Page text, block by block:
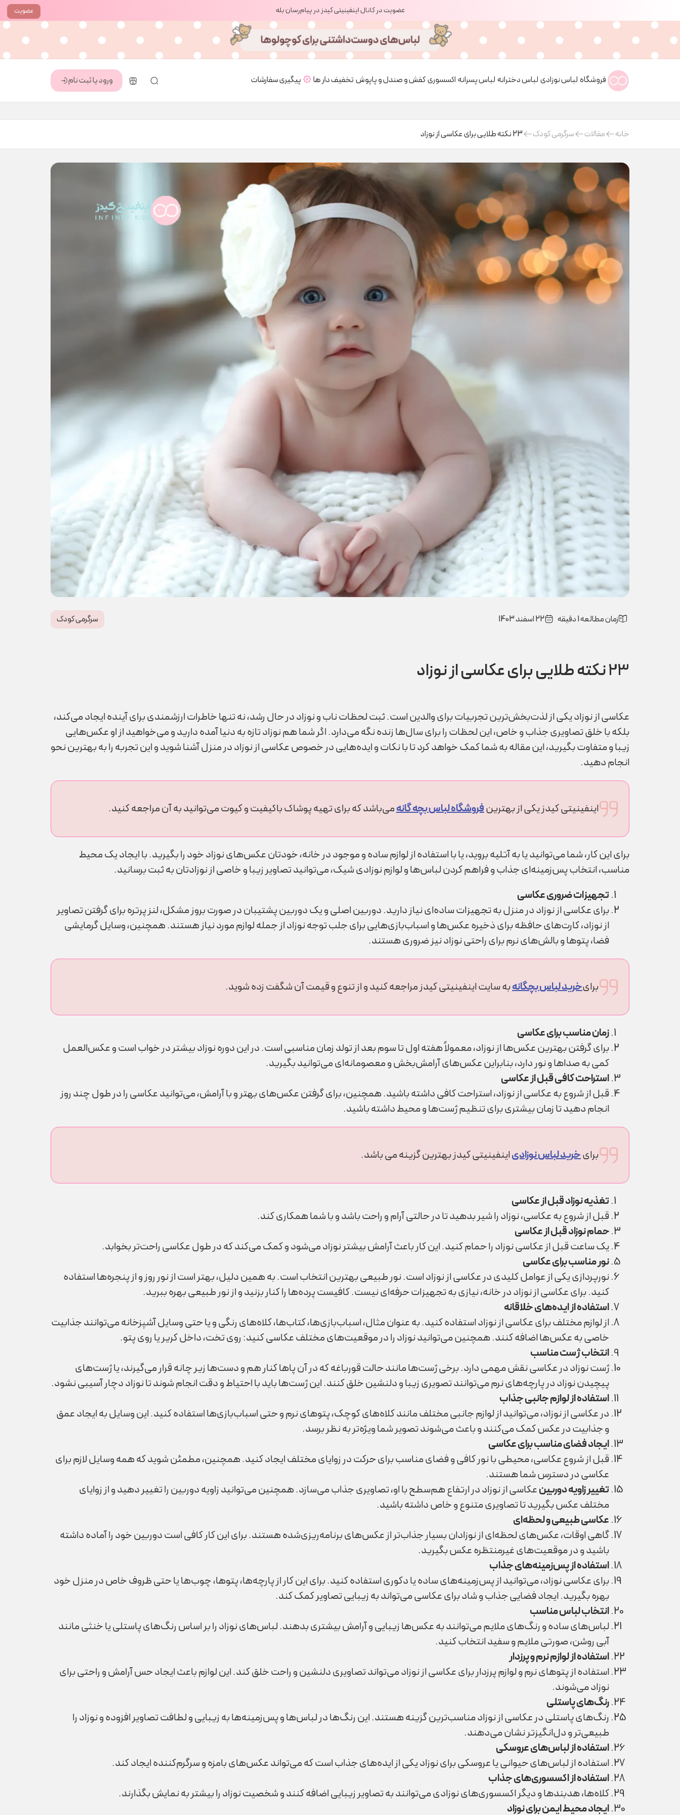
عضویت عضویت در کانال اینفینیتی کیدز در پیام‌رسان بله
فروشگاه لباس نوزادی لباس دخترانه لباس پسرانه اکسسوریکفش و صندل و پاپوش تخفیف دار ها پیگیری سفارشات ورود یا ثبت نام
خانه مقالات سرگرمی کودک 23 نکته طلایی برای عکاسی از نوزاد
زمان مطالعه 1 دقیقه 22 اسفند 1403 سرگرمی کودک
23 نکته طلایی برای عکاسی از نوزاد
عکاسی از نوزاد یکی از لذت‌بخش‌ترین تجربیات برای والدین است. ثبت لحظات ناب و نوزاد در حال رشد، نه تنها خاطرات ارزشمندی برای آینده ایجاد می‌کند،
بلکه با خلق تصاویری جذاب و خاص، این لحظات را برای سال‌ها زنده نگه می‌دارد. اگر شما هم نوزاد تازه به دنیا آمده دارید و می‌خواهید از او عکس‌هایی
زیبا و متفاوت بگیرید، این مقاله به شما کمک خواهد کرد تا با نکات و ایده‌هایی در خصوص عکاسی از نوزاد در منزل آشنا شوید و این تجربه را به بهترین نحو
انجام دهید.
اینفینیتی کیدز یکی از بهترینفروشگاه لباس بچه گانهمی‌باشد که برای تهیه پوشاک باکیفیت و کیوت می‌توانید به آن مراجعه کنید.
برای این کار، شما می‌توانید یا به آتلیه بروید، یا با استفاده از لوازم ساده و موجود در خانه، خودتان عکس‌های نوزاد خود را بگیرید. با ایجاد یک محیط
مناسب، انتخاب پس‌زمینه‌ای جذاب و فراهم کردن لباس‌ها و لوازم نوزادی شیک، می‌توانید تصاویر زیبا و خاصی از نوزادتان به ثبت برسانید.
تجهیزات ضروری عکاسی
برای عکاسی از نوزاد در منزل به تجهیزات ساده‌ای نیاز دارید. دوربین اصلی و یک دوربین پشتیبان در صورت بروز مشکل، لنز پرتره برای گرفتن تصاویر
از نوزاد، کارت‌های حافظه برای ذخیره عکس‌ها و اسباب‌بازی‌هایی برای جلب توجه نوزاد از جمله لوازم مورد نیاز هستند. همچنین، وسایل گرمایشی
فضا، پتوها و بالش‌های نرم برای راحتی نوزاد نیز ضروری هستند.
برایخرید لباس بچگانهبه سایت اینفینیتی کیدز مراجعه کنید و از تنوع و قیمت آن شگفت زده شوید.
زمان مناسب برای عکاسی
برای گرفتن بهترین عکس‌ها از نوزاد، معمولاً هفته اول تا سوم بعد از تولد زمان مناسبی است. در این دوره نوزاد بیشتر در خواب است و عکس‌العمل
کمی به صداها و نور دارد، بنابراین عکس‌های آرامش‌بخش و معصومانه‌ای می‌توانید بگیرید.
استراحت کافی قبل از عکاسی
قبل از شروع به عکاسی از نوزاد، استراحت کافی داشته باشید. همچنین، برای گرفتن عکس‌های بهتر و با آرامش، می‌توانید عکاسی را در طول چند روز
انجام دهید تا زمان بیشتری برای تنظیم ژست‌ها و محیط داشته باشید.
برایخرید لباس نوزادیاینفینیتی کیدز بهترین گزینه می باشد.
تغذیه نوزاد قبل از عکاسی
قبل از شروع به عکاسی، نوزاد را شیر بدهید تا در حالتی آرام و راحت باشد و با شما همکاری کند.
حمام نوزاد قبل از عکاسی
یک ساعت قبل از عکاسی نوزاد را حمام کنید. این کار باعث آرامش بیشتر نوزاد می‌شود و کمک می‌کند که در طول عکاسی راحت‌تر بخوابد.
نور مناسب برای عکاسی
نورپردازی یکی از عوامل کلیدی در عکاسی از نوزاد است. نور طبیعی بهترین انتخاب است. به همین دلیل، بهتر است از نور روز و از پنجره‌ها استفاده
کنید. برای عکاسی از نوزاد در خانه، نیازی به تجهیزات حرفه‌ای نیست. کافیست پرده‌ها را کنار بزنید و از نور طبیعی بهره ببرید.
استفاده از ایده‌های خلاقانه
از لوازم مختلف برای عکاسی از نوزاد استفاده کنید. به عنوان مثال، اسباب‌بازی‌ها، کتاب‌ها، کلاه‌های رنگی و یا حتی وسایل آشپزخانه می‌توانند جذابیت
خاصی به عکس‌ها اضافه کنند. همچنین می‌توانید نوزاد را در موقعیت‌های مختلف عکاسی کنید: روی تخت، داخل کریر یا روی پتو.
انتخاب ژست مناسب
ژست نوزاد در عکاسی نقش مهمی دارد. برخی ژست‌ها مانند حالت قورباغه که در آن پاها کنار هم و دست‌ها زیر چانه قرار می‌گیرند، یا ژست‌های
پیچیدن نوزاد در پارچه‌های نرم می‌توانند تصویری زیبا و دلنشین خلق کنند. این ژست‌ها باید با احتیاط و دقت انجام شوند تا نوزاد دچار آسیبی نشود.
استفاده از لوازم جانبی جذاب
در عکاسی از نوزاد، می‌توانید از لوازم جانبی مختلف مانند کلاه‌های کوچک، پتوهای نرم و حتی اسباب‌بازی‌ها استفاده کنید. این وسایل به ایجاد عمق
و جذابیت در عکس کمک می‌کنند و باعث می‌شوند تصویر شما ویژه‌تر به نظر برسد.
ایجاد فضای مناسب برای عکاسی
قبل از شروع عکاسی، محیطی با نور کافی و فضای مناسب برای حرکت در زوایای مختلف ایجاد کنید. همچنین، مطمئن شوید که همه وسایل لازم برای
عکاسی در دسترس شما هستند.
تغییر زاویه دوربینعکاسی از نوزاد در ارتفاع هم‌سطح با او، تصاویری جذاب می‌سازد. همچنین می‌توانید زاویه دوربین را تغییر دهید و از زوایای
مختلف عکس بگیرید تا تصاویری متنوع و خاص داشته باشید.
عکاسی طبیعی و لحظه‌ای
گاهی اوقات، عکس‌های لحظه‌ای از نوزادان بسیار جذاب‌تر از عکس‌های برنامه‌ریزی‌شده هستند. برای این کار کافی است دوربین خود را آماده داشته
باشید و در موقعیت‌های غیرمنتظره عکس بگیرید.
استفاده از پس‌زمینه‌های جذاب
برای عکاسی نوزاد، می‌توانید از پس‌زمینه‌های ساده یا دکوری استفاده کنید. برای این کار از پارچه‌ها، پتوها، چوب‌ها یا حتی ظروف خاص در منزل خود
بهره بگیرید. ایجاد فضایی جذاب و شاد برای عکاسی می‌تواند به زیبایی تصاویر کمک کند.
انتخاب لباس مناسب
لباس‌های ساده و رنگ‌های ملایم می‌توانند به عکس‌ها زیبایی و آرامش بیشتری بدهند. لباس‌های نوزاد را بر اساس رنگ‌های پاستلی یا خنثی مانند
آبی روشن، صورتی ملایم و سفید انتخاب کنید.
استفاده از لوازم نرم و پرزدار
استفاده از پتوهای نرم و لوازم پرزدار برای عکاسی از نوزاد می‌تواند تصاویری دلنشین و راحت خلق کند. این لوازم باعث ایجاد حس آرامش و راحتی برای
نوزاد می‌شوند.
رنگ‌های پاستلی
رنگ‌های پاستلی در عکاسی از نوزاد مناسب‌ترین گزینه هستند. این رنگ‌ها در لباس‌ها و پس‌زمینه‌ها به زیبایی و لطافت تصاویر افزوده و نوزاد را
طبیعی‌تر و دل‌انگیزتر نشان می‌دهند.
استفاده از لباس‌های عروسکی
استفاده از لباس‌های حیوانی یا عروسکی برای نوزاد یکی از ایده‌های جذاب است که می‌تواند عکس‌های بامزه و سرگرم‌کننده ایجاد کند.
استفاده از اکسسوری‌های جذاب
کلاه‌ها، هدبندها و دیگر اکسسوری‌های نوزادی می‌توانند به تصاویر زیبایی اضافه کنند و شخصیت نوزاد را بیشتر به نمایش بگذارند.
ایجاد محیط ایمن برای نوزاد